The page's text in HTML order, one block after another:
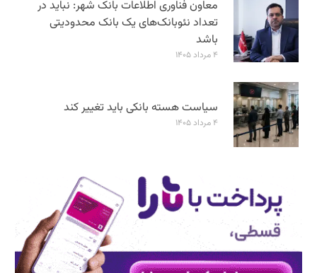
معاون فناوری اطلاعات بانک شهر: نباید در
تعداد نئوبانک‌های یک بانک محدودیتی
باشد
۴ مرداد ۱۴۰۵
سیاست هسته بانکی باید تغییر کند
۴ مرداد ۱۴۰۵